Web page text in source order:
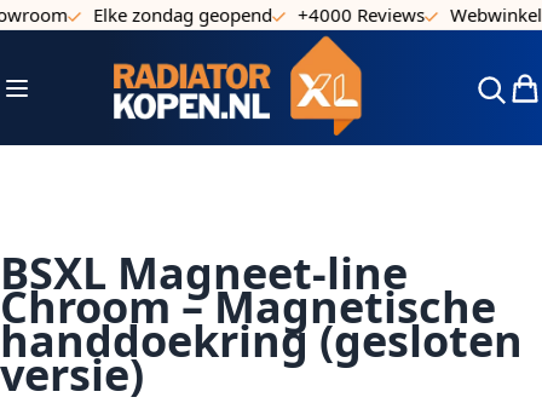
Ga naar de inhoud
Elke zondag geopend +4000 Reviews Webwinkel
Toggle Nav
BSXL Magneet-line
Chroom – Magnetische
handdoekring (gesloten
versie)